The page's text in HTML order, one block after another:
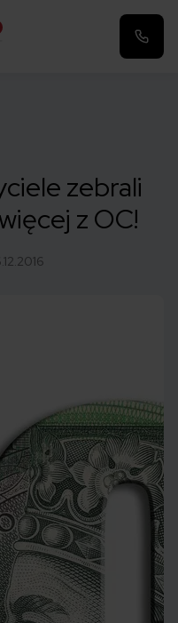
zebrali
z OC!